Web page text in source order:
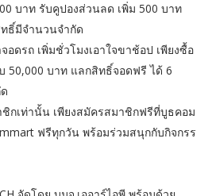
บาท รับคูปองส่วนลด เพิ่ม 500 บาท
ธิ์มีจำนวนจำกัด
อดรถ เพิ่มชั่วโมงเอาใจขาช้อป เพียงซื้อ
50,000 บาท แลกสิทธิ์จอดฟรี ได้ 6
กเท่านั้น เพียงสมัครสมาชิกฟรีที่บูธคอม
ฟรีทุกวัน พร้อมร่วมสนุกกับกิจกรร